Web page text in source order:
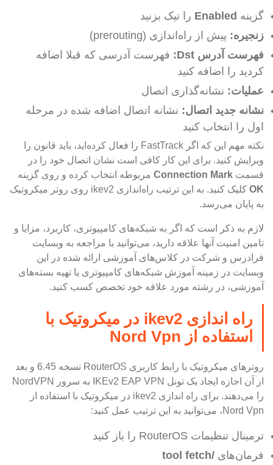
گزینه Enabled را تیک بزنید
زنجیره: پیش از راه‌اندازی (prerouting)
فهرست آدرس Dst
: فهرست آدرسی که قبلا اضافه
کردید را اضافه کنید
عملیات: نشانه‌گذاری اتصال
نشانه جدید اتصال: نشانه اتصال اضافه شده در مرحله
اول را انتخاب کنید
نکته مهم این که اگر FastTrack را فعال کرده‌اید، باید قانون را
ویرایش کنید. برای این کار کافی است نشان اتصال خود را در
قسمت Connection Mark مربوطه انتخاب کرده و روی گزینه
OK
کلیک کنید. به این ترتیب راه‌اندازی ikev2 روی روتر میکروتیک
به پایان می‌رسد.
لازم به ذکر است که اگر به شبکه‌های کامپیوتری، کاربرد، مزایا و
تامین امنیت آنها علاقه دارید، می‌توانید با مراجعه به وبسایت
فرادرس و شرکت در کلاس‌های آموزشی ارائه شده در این
وبسایت در زمینه آموزش شبکه‌های کامپیوتری یا تهیه بسته‌های
آموزشی، در رشته مورد علاقه خود تخصص کسب کنید.
راه اندازی ikev2 در میکروتیک با
استفاده از Nord Vpn
روترهای میکروتیک با رابط کاربری RouterOS نسخه 6.45 و بعد
از آن اجازه ایجاد یک تونل IKEv2 EAP VPN به سرور NordVPN
را می‌دهند. برای راه اندازی ikev2 در میکروتیک با استفاده از
Nord Vpn، می‌توانید به این ترتیب عمل کنید:
ترمینال تنظیمات RouterOS را باز کنید
فرمان‌های /tool fetch